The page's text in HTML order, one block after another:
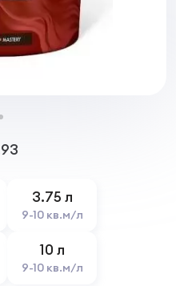
3.75 л
9-10 кв.м/л
10 л
9-10 кв.м/л